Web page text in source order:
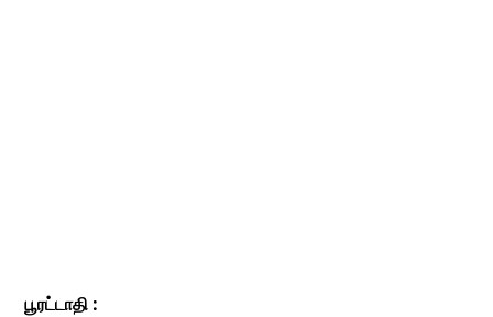
பூரட்டாதி :